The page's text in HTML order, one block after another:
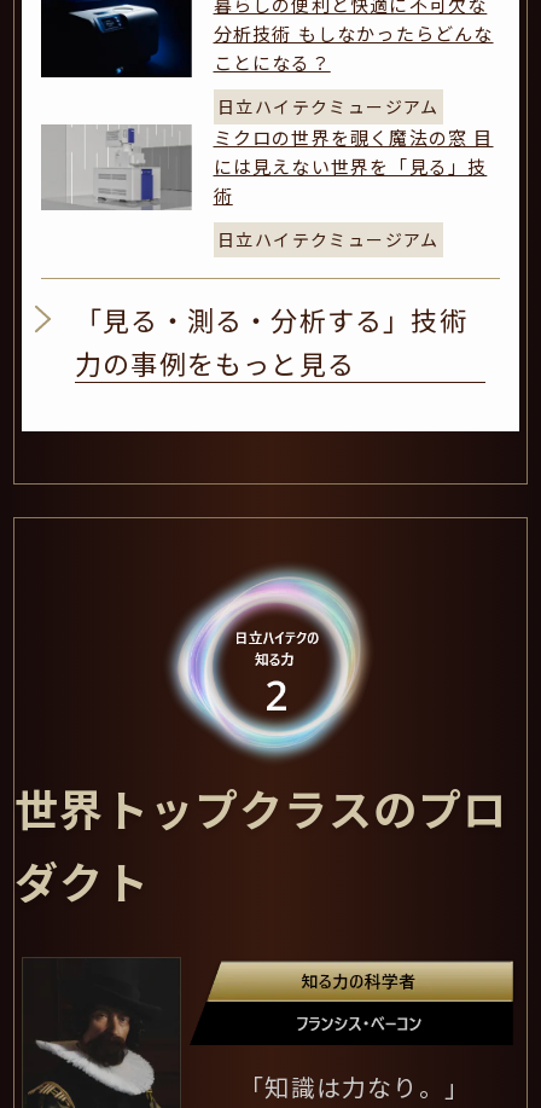
暮らしの便利と快適に不可欠な
分析技術 もしなかったらどんな
ことになる？
日立ハイテクミュージアム
ミクロの世界を覗く魔法の窓 目
には見えない世界を「見る」技
術
日立ハイテクミュージアム
「見る・測る・分析する」技術
力の事例をもっと見る
世界トップクラスのプロ
ダクト
「知識は力なり。」